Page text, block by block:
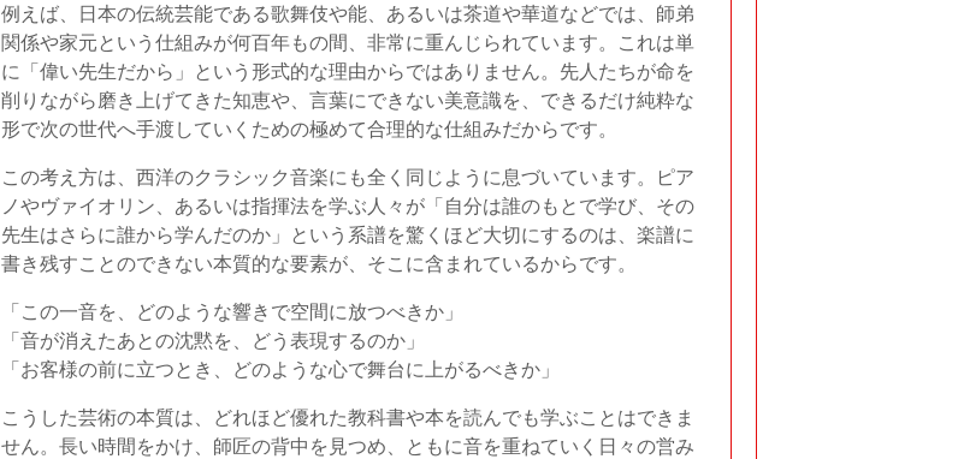
例えば、日本の伝統芸能である歌舞伎や能、あるいは茶道や華道などでは、師弟
関係や家元という仕組みが何百年もの間、非常に重んじられています。これは単
に「偉い先生だから」という形式的な理由からではありません。先人たちが命を
削りながら磨き上げてきた知恵や、言葉にできない美意識を、できるだけ純粋な
形で次の世代へ手渡していくための極めて合理的な仕組みだからです。
この考え方は、西洋のクラシック音楽にも全く同じように息づいています。ピア
ノやヴァイオリン、あるいは指揮法を学ぶ人々が「自分は誰のもとで学び、その
先生はさらに誰から学んだのか」という系譜を驚くほど大切にするのは、楽譜に
書き残すことのできない本質的な要素が、そこに含まれているからです。
「この一音を、どのような響きで空間に放つべきか」
「音が消えたあとの沈黙を、どう表現するのか」
「お客様の前に立つとき、どのような心で舞台に上がるべきか」
こうした芸術の本質は、どれほど優れた教科書や本を読んでも学ぶことはできま
せん。長い時間をかけ、師匠の背中を見つめ、ともに音を重ねていく日々の営み